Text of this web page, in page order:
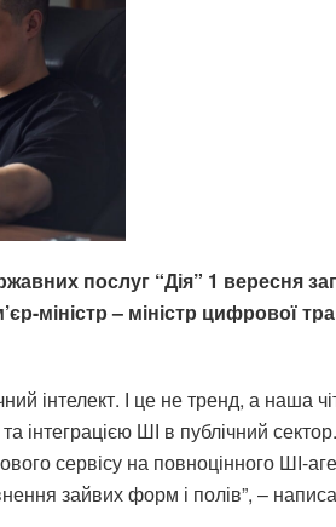
послуг “Дія” 1 вересня
міністр – міністр цифрової
інтелект. І це не тренд, а наша
та інтеграцією ШІ в публічний
сервісу на повноцінного ШІ-
зайвих форм і полів”, –